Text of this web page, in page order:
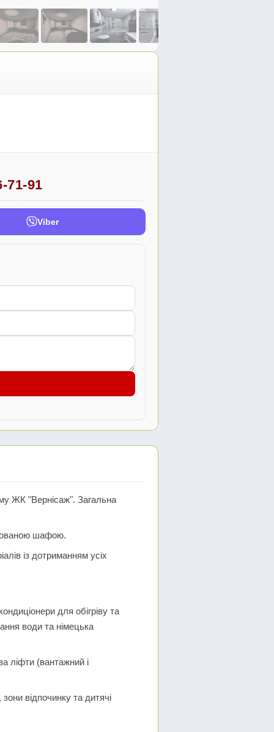
71-91
Viber
ЖК "Вернісаж". Загальна
шафою.
із дотриманням усіх
для обігріву та
води та німецька
ліфти (вантажний і
відпочинку та дитячі